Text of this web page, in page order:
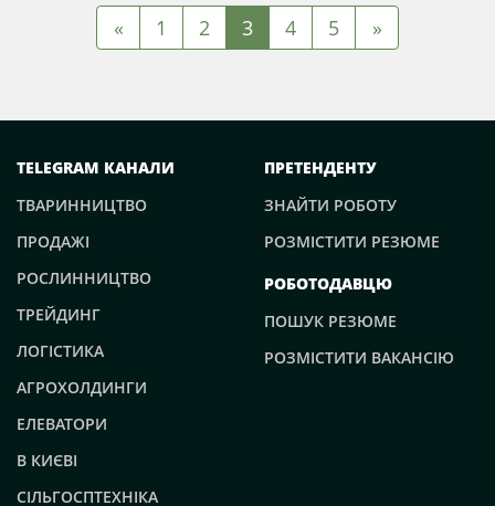
« 1 2 3 4 5 »
TELEGRAM КАНАЛИ
ТВАРИННИЦТВО
ПРОДАЖІ
РОСЛИННИЦТВО
ТРЕЙДИНГ
ЛОГІСТИКА
АГРОХОЛДИНГИ
ЕЛЕВАТОРИ
В КИЄВІ
СІЛЬГОСПТЕХНІКА
ПРЕТЕНДЕНТУ
ЗНАЙТИ РОБОТУ
РОЗМІСТИТИ РЕЗЮМЕ
РОБОТОДАВЦЮ
ПОШУК РЕЗЮМЕ
РОЗМІСТИТИ ВАКАНСІЮ